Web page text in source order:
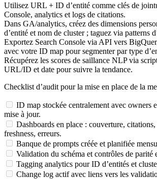
Utilisez URL + ID d’entité comme clés de
Console, analytics et logs de citations.
Dans GA/analytics, créez des dimensions
d’entité et nom de cluster ; taguez via patterns
Exportez Search Console via API vers
avec votre ID map pour segmenter par type
Récupérez les scores de saillance NLP via
URL/ID et date pour suivre la tendance.
Checklist d’audit pour la mise en place de la
ID map stockée centralement avec owners
mise à jour.
Dashboards en place : couverture,
freshness, erreurs.
Banque de prompts créée et planifiée
Validation du schéma et contrôles de parité
Tagging analytics pour ID d’entités et
Change log actif avec liens vers les